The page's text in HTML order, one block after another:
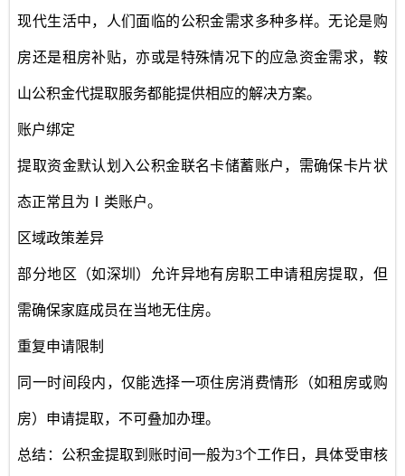
现代生活中，人们面临的公积金需求多种多样。无论是购
房还是租房补贴，亦或是特殊情况下的应急资金需求，鞍
山公积金代提取服务都能提供相应的解决方案。
账户绑定
提取资金默认划入公积金联名卡储蓄账户，需确保卡片状
态正常且为 Ⅰ类账户‌。
区域政策差异
部分地区（如深圳）允许异地有房职工申请租房提取，但
需确保家庭成员在当地无住房‌。
重复申请限制
同一时间段内，仅能选择一项住房消费情形（如租房或购
房）申请提取，不可叠加办理‌。
总结 ‌：公积金提取到账时间一般为‌3个工作日‌，具体受审核